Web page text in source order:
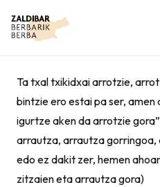
Ta txal txikidxai arrotzie,
bintzie ero estai pa ser,
igurtze aken da arrotzie
arrautza, arrautza gorringoa,
edo ez dakit zer, hemen
zitzaien eta arrautza gora)